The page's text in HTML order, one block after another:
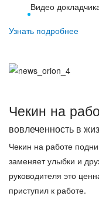
Видео
Узнать подробнее
Чекин на
вовлеченность в
Чекин на работе
заменяет улыбки и
руководителя это
приступил к работе.